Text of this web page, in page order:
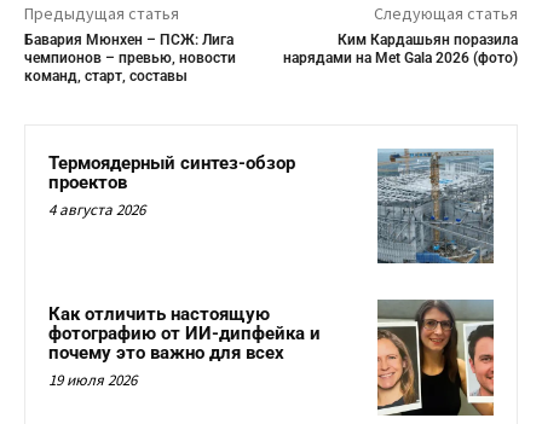
Предыдущая статья
Бавария Мюнхен – ПСЖ: Лига
чемпионов – превью, новости
команд, старт, составы
Следующая статья
Ким Кардашьян поразила
нарядами на Met Gala 2026 (фото)
Термоядерный синтез-обзор
проектов
4 августа 2026
Как отличить настоящую
фотографию от ИИ-дипфейка и
почему это важно для всех
19 июля 2026